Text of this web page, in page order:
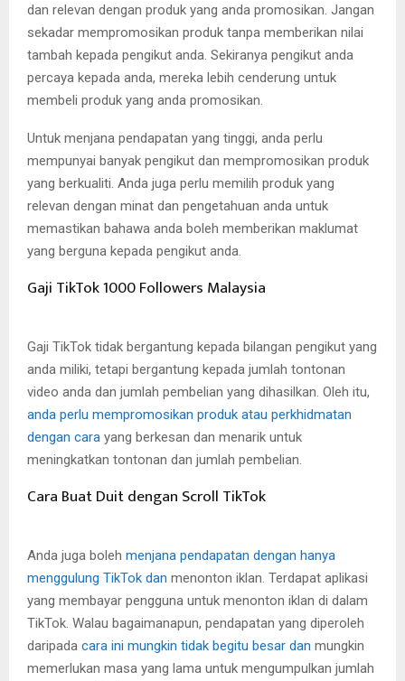
dan relevan dengan produk yang anda promosikan. Jangan
sekadar mempromosikan produk tanpa memberikan nilai
tambah kepada pengikut anda. Sekiranya pengikut anda
percaya kepada anda, mereka lebih cenderung untuk
membeli produk yang anda promosikan.
Untuk menjana pendapatan yang tinggi, anda perlu
mempunyai banyak pengikut dan mempromosikan produk
yang berkualiti. Anda juga perlu memilih produk yang
relevan dengan minat dan pengetahuan anda untuk
memastikan bahawa anda boleh memberikan maklumat
yang berguna kepada pengikut anda.
Gaji TikTok 1000 Followers Malaysia
Gaji TikTok tidak bergantung kepada bilangan pengikut yang
anda miliki, tetapi bergantung kepada jumlah tontonan
video anda dan jumlah pembelian yang dihasilkan. Oleh itu,
anda perlu mempromosikan produk atau perkhidmatan
dengan cara yang berkesan dan menarik untuk
meningkatkan tontonan dan jumlah pembelian.
Cara Buat Duit dengan Scroll TikTok
Anda juga boleh menjana pendapatan dengan hanya
menggulung TikTok dan menonton iklan. Terdapat aplikasi
yang membayar pengguna untuk menonton iklan di dalam
TikTok. Walau bagaimanapun, pendapatan yang diperoleh
daripada cara ini mungkin tidak begitu besar dan mungkin
memerlukan masa yang lama untuk mengumpulkan jumlah